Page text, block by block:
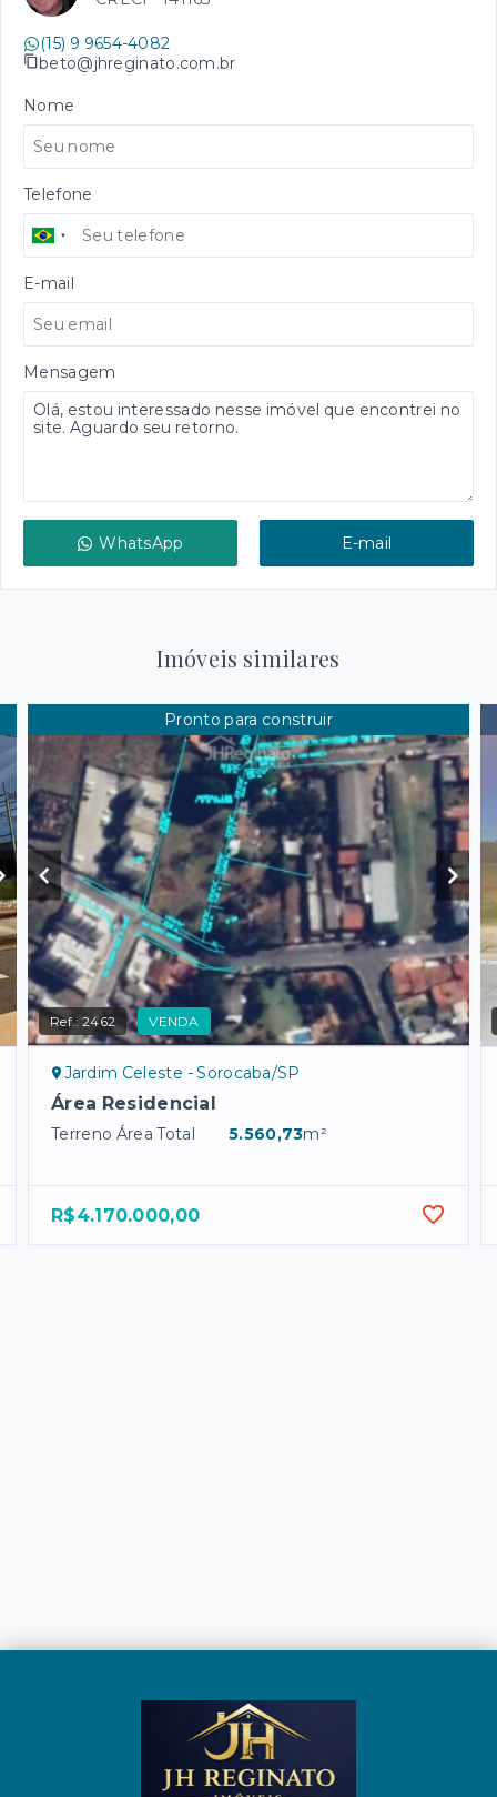
(15) 9 9654-4082
beto@jhreginato.com.br
Nome
Telefone
E-mail
Mensagem
WhatsApp E-mail
Imóveis similares
Pronto para construir
Ref.:2462 VENDA
Jardim Celeste - Sorocaba/SP
Área Residencial
Terreno Área Total 5.560,73m²
R$4.170.000,00